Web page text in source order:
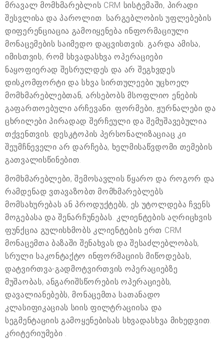
მრავალ მომხმარებლის CRM სისტემაში, პირადი
შესვლისა და პაროლით. სარგებლობის უფლებების
დიფერენციაცია გამოიყენება ინფორმაციული
მონაცემების საიმედო დაცვისთვის. გარდა ამისა,
იმისთვის, რომ სხვადასხვა ოპერაციები
ნაყოფიერად შესრულდეს და არ შეგხვდეს
დისკომფორტი და სხვა სირთულეები უცხოელ
მომხმარებლებთან, არსებობს მსოფლიო ენების
გაფართოებული არჩევანი. ფორმები, ჟურნალები და
ცხრილები პირადად შერჩეული და შემუშავებულია
თქვენთვის. დესკტოპის პერსონალიზაციაც კი
შეუმჩნეველი არ დარჩება, ხელმისაწვდომი თემების
გათვალისწინებით.
მომხმარებლები, შემოსავლის წყარო და როგორ და
რამდენად ვთავაზობთ მომხმარებლებს
მომსახურებას ან პროდუქტებს, ეს უტოლდება ჩვენს
მოგებასა და შენარჩუნებას. კლიენტების აღრიცხვის
ფუნქცია გულისხმობს კლიენტების ერთ CRM
მონაცემთა ბაზაში შენახვას და შესაძლებლობას,
სრული საკონტაქტო ინფორმაციის მიწოდებას,
დატვირთვა-გადმოტვირთვის ოპერაციებზე
მუშაობას, ანგარიშსწორების ოპერაციებს,
დავალიანებებს, მონაცემთა სათანადო
კლასიფიკაციას სიის ფილტრაციისა და
სეგმენტაციის გამოყენებისას სხვადასხვა მიხედვით.
კრიტერიუმები .